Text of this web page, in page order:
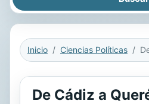
Inicio Ciencias Políticas
De Cádiz a